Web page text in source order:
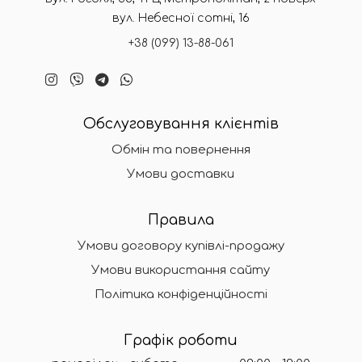
вул. Небесної сотні, 16
+38 (099) 13-88-061
Обслуговування клієнтів
Обмін та повернення
Умови доставки
Правила
Умови договору купівлі-продажу
Умови використання сайту
Політика конфіденційності
Графік роботи